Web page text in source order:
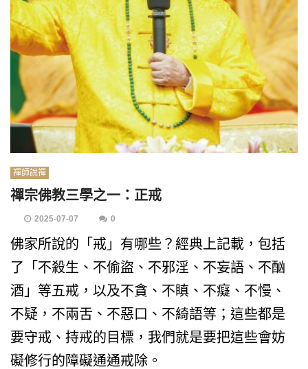
禪師說禪
禪宗佛教三學之一：正戒
2025-07-07 0
佛家所說的「戒」有哪些？經典上記載，包括
了「不殺生、不偷盜、不邪淫、不妄語、不酗
酒」等五戒，以及不貪、不瞋、不癡、不慢、
不疑，不兩舌、不惡口、不綺語等；這些都是
要守戒、持戒的目標，我們就是要把這些會妨
礙修行的障礙通通戒除。